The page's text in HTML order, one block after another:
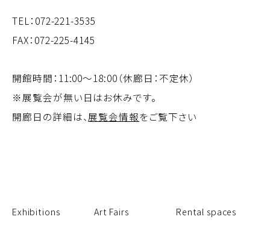
TEL： 072-221-3535
FAX：072-225-4145
開館時間：11:00～18:00（休廊日：不定休）
※展覧会が無い日はお休みです。
開廊日の詳細は、 展覧会情報をご覧下さい
Exhibitions Art Fairs Rental spaces